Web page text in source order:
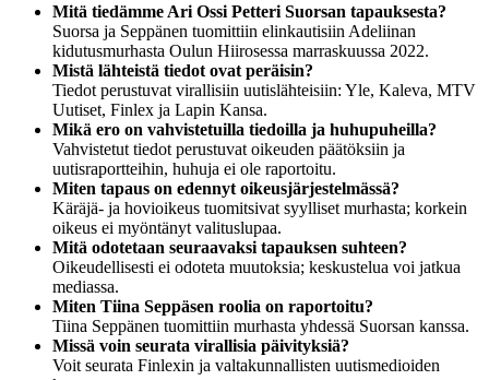
Mitä tiedämme Ari Ossi Petteri Suorsan tapauksesta?
Suorsa ja Seppänen tuomittiin elinkautisiin Adeliinan
kidutusmurhasta Oulun Hiirosessa marraskuussa 2022.
Mistä lähteistä tiedot ovat peräisin?
Tiedot perustuvat virallisiin uutislähteisiin: Yle, Kaleva, MTV
Uutiset, Finlex ja Lapin Kansa.
Mikä ero on vahvistetuilla tiedoilla ja huhupuheilla?
Vahvistetut tiedot perustuvat oikeuden päätöksiin ja
uutisraportteihin, huhuja ei ole raportoitu.
Miten tapaus on edennyt oikeusjärjestelmässä?
Käräjä- ja hovioikeus tuomitsivat syylliset murhasta; korkein
oikeus ei myöntänyt valituslupaa.
Mitä odotetaan seuraavaksi tapauksen suhteen?
Oikeudellisesti ei odoteta muutoksia; keskustelua voi jatkua
mediassa.
Miten Tiina Seppäsen roolia on raportoitu?
Tiina Seppänen tuomittiin murhasta yhdessä Suorsan kanssa.
Missä voin seurata virallisia päivityksiä?
Voit seurata Finlexin ja valtakunnallisten uutismedioiden